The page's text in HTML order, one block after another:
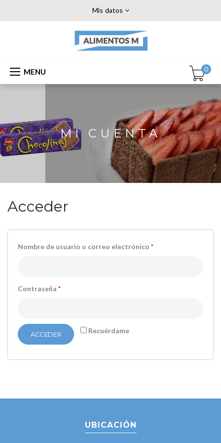
Mis datos
MENU 0
MI CUENTA
Acceder
Nombre de usuario o correo electrónico *
Contraseña *
Recuérdame
ACCEDER
UBICACIÓN